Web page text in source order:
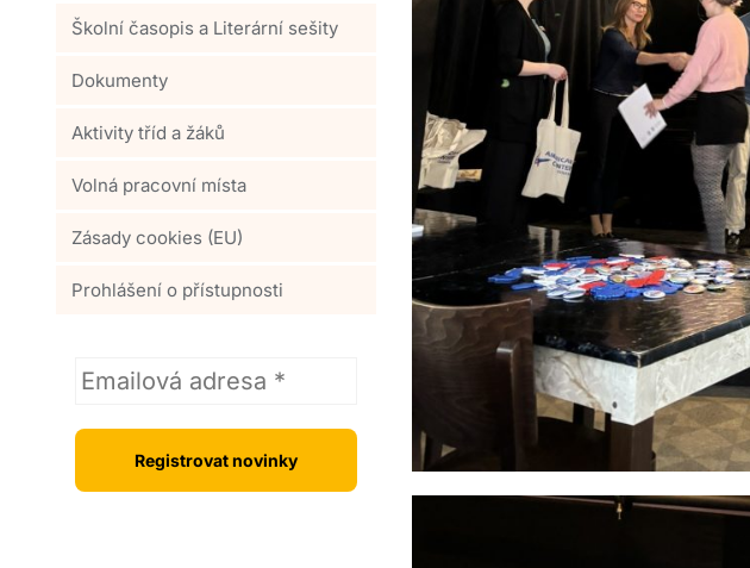
Školní časopis a Literární sešity
Dokumenty
Aktivity tříd a žáků
Volná pracovní místa
Zásady cookies (EU)
Prohlášení o přístupnosti